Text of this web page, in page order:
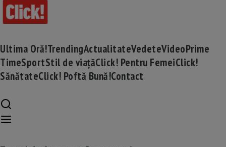
Ultima Oră!TrendingActualitateVedeteVideoPrime
TimeSportStil de viațăClick! Pentru FemeiClick!
SănătateClick! Poftă Bună!Contact